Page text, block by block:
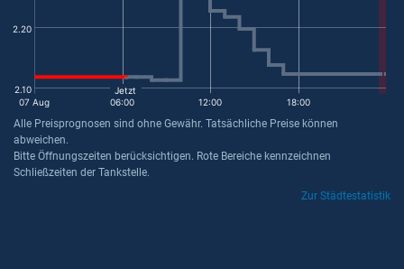
2.10
2.20
07 Aug 06:00 12:00 18:00
Jetzt
Alle Preisprognosen sind ohne Gewähr. Tatsächliche Preise können
abweichen.
Bitte Öffnungszeiten berücksichtigen. Rote Bereiche kennzeichnen
Schließzeiten der Tankstelle.
Zur Städtestatistik